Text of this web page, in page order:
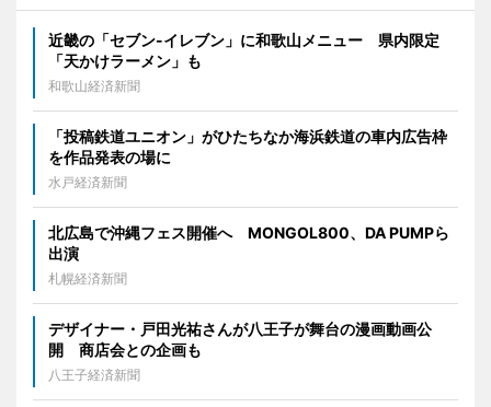
近畿の「セブン-イレブン」に和歌山メニュー 県内限定
「天かけラーメン」も
和歌山経済新聞
「投稿鉄道ユニオン」がひたちなか海浜鉄道の車内広告枠
を作品発表の場に
水戸経済新聞
北広島で沖縄フェス開催へ MONGOL800、DA PUMPら
出演
札幌経済新聞
デザイナー・戸田光祐さんが八王子が舞台の漫画動画公
開 商店会との企画も
八王子経済新聞